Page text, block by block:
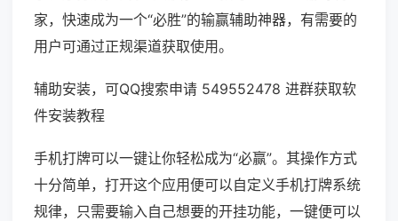
家，快速成为一个“必胜”的输赢辅助神器，有需要的
用户可通过正规渠道获取使用。
辅助安装，可QQ搜索申请 549552478 进群获取软
件安装教程
手机打牌可以一键让你轻松成为“必赢”。其操作方式
十分简单，打开这个应用便可以自定义手机打牌系统
规律，只需要输入自己想要的开挂功能，一键便可以